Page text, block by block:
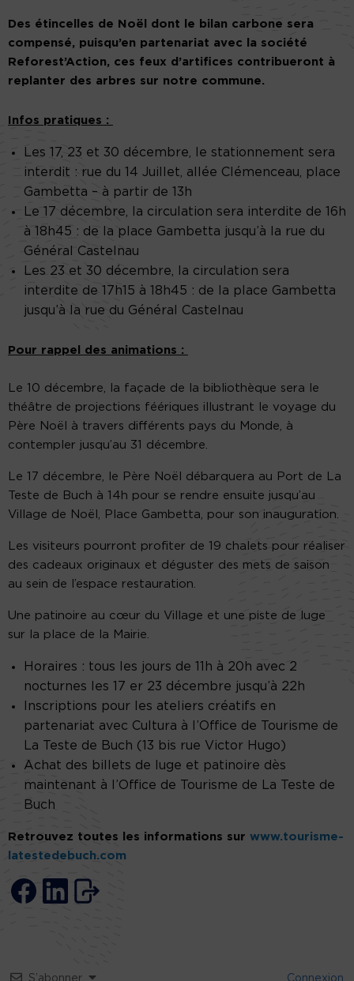
Des étincelles de Noël dont le bilan carbone sera
compensé, puisqu’en partenariat avec la société
Reforest’Action, ces feux d’artifices contribueront à
replanter des arbres sur notre commune.
Infos pratiques :
Les 17, 23 et 30 décembre, le stationnement sera
interdit : rue du 14 Juillet, allée Clémenceau, place
Gambetta – à partir de 13h
Le 17 décembre, la circulation sera interdite de 16h
à 18h45 : de la place Gambetta jusqu’à la rue du
Général Castelnau
Les 23 et 30 décembre, la circulation sera
interdite de 17h15 à 18h45 : de la place Gambetta
jusqu’à la rue du Général Castelnau
Pour rappel des animations :
Le 10 décembre, la façade de la bibliothèque sera le
théâtre de projections féériques illustrant le voyage du
Père Noël à travers différents pays du Monde, à
contempler jusqu’au 31 décembre.
Le 17 décembre, le Père Noël débarquera au Port de La
Teste de Buch à 14h pour se rendre ensuite jusqu’au
Village de Noël, Place Gambetta, pour son inauguration.
Les visiteurs pourront profiter de 19 chalets pour réaliser
des cadeaux originaux et déguster des mets de saison
au sein de l’espace restauration.
Une patinoire au cœur du Village et une piste de luge
sur la place de la Mairie.
Horaires : tous les jours de 11h à 20h avec 2
nocturnes les 17 er 23 décembre jusqu’à 22h
Inscriptions pour les ateliers créatifs en
partenariat avec Cultura à l’Office de Tourisme de
La Teste de Buch (13 bis rue Victor Hugo)
Achat des billets de luge et patinoire dès
maintenant à l’Office de Tourisme de La Teste de
Buch
Retrouvez toutes les informations sur www.tourisme-
latestedebuch.com